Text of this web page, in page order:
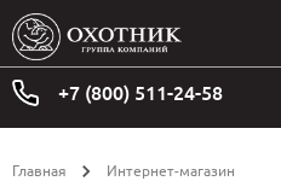
+7 (800) 511-24-58
Главная Интернет-магазин